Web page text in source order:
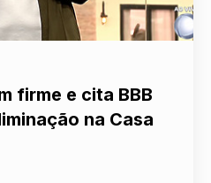
firme e cita BBB
na Casa